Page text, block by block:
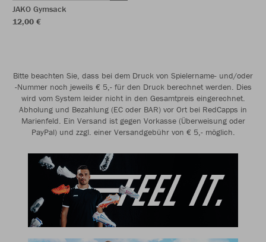
JAKO Gymsack
12,00 €
Bitte beachten Sie, dass bei dem Druck von Spielername- und/oder
-Nummer noch jeweils € 5,- für den Druck berechnet werden. Dies
wird vom System leider nicht in den Gesamtpreis eingerechnet.
Abholung und Bezahlung (EC oder BAR) vor Ort bei RedCapps in
Marienfeld. Ein Versand ist gegen Vorkasse (Überweisung oder
PayPal) und zzgl. einer Versandgebühr von € 5,- möglich.